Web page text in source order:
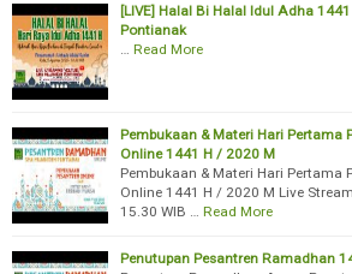
[LIVE] Halal Bi Halal Idul Adha
Pontianak
… Read More
Pembukaan & Materi Hari Pertama
Online 1441 H / 2020 M
Pembukaan & Materi Hari Pertama
Online 1441 H / 2020 M Live
15.30 WIB … Read More
Penutupan Pesantren Ramadhan